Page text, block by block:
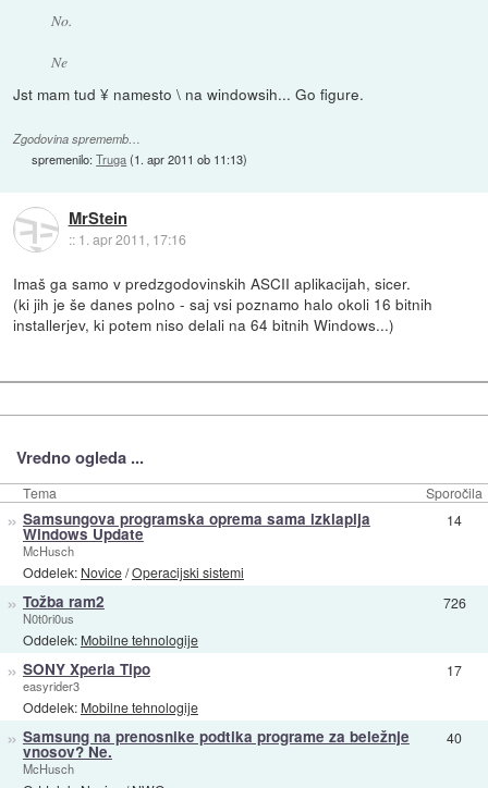
No.
Ne
Jst mam tud ¥ namesto \ na windowsih... Go figure.
Zgodovina sprememb…
spremenilo:Truga(1. apr 2011 ob 11:13)
MrStein
:: 1. apr 2011, 17:16
Imaš ga samo v predzgodovinskih ASCII aplikacijah, sicer.
(ki jih je še danes polno - saj vsi poznamo halo okoli 16 bitnih
installerjev, ki potem niso delali na 64 bitnih Windows...)
Vredno ogleda ...
Tema Sporočila
» Samsungova programska oprema sama izklaplja
Windows Update
McHusch
Oddelek: Novice/Operacijski sistemi
14
» Tožba ram2
N0t0ri0us
Oddelek: Mobilne tehnologije
726
» SONY Xperia Tipo
easyrider3
Oddelek: Mobilne tehnologije
17
» Samsung na prenosnike podtika programe za beležnje
vnosov? Ne.
McHusch
40